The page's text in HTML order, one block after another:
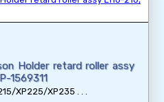
Holder retard roller assy
1569311
XP225/XP235